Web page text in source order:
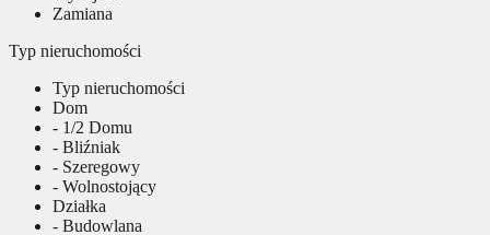
Zamiana
Typ nieruchomości
Typ nieruchomości
Dom
- 1/2 Domu
- Bliźniak
- Szeregowy
- Wolnostojący
Działka
- Budowlana